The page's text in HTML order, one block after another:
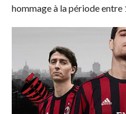
hommage à la période entre